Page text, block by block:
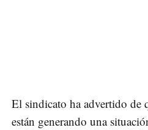
El sindicato ha advertido de
están generando una